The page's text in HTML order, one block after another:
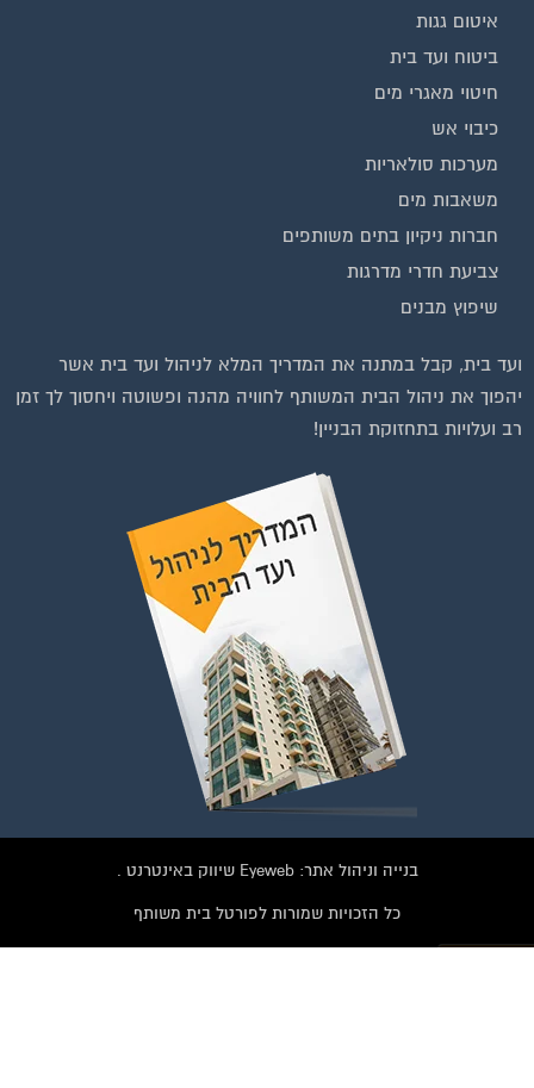
איטום גגות
ביטוח ועד בית
חיטוי מאגרי מים
כיבוי אש
מערכות סולאריות
משאבות מים
חברות ניקיון בתים משותפים
צביעת חדרי מדרגות
שיפוץ מבנים
ועד בית, קבל במתנה את המדריך המלא לניהול ועד בית אשר
יהפוך את ניהול הבית המשותף לחוויה מהנה ופשוטה ויחסוך לך זמן
רב ועלויות בתחזוקת הבניין!
בנייה וניהול אתר: Eyeweb שיווק באינטרנט .
כל הזכויות שמורות לפורטל בית משותף
הצטרפו עכשיו לקבוצת
הפייסבוק הגדולה בישראל
הנותנת מענה לבעיות
הדיור בבית המשותף!!!
להצטרפות לחצו על התמונה או על הכפתור ושלחו בקשת הצטרפות בדף
הקבוצה
לחץ למעבר לקבוצה